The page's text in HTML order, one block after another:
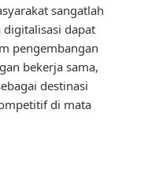
sangatlah
dapat
pengembangan
bekerja sama,
destinasi
di mata